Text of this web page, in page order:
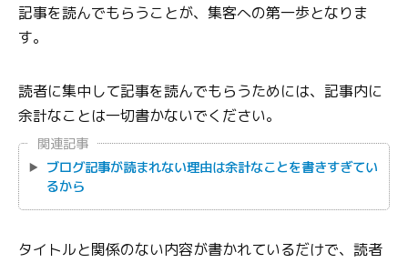
記事を読んでもらうことが、集客への第一歩となりま
す。
読者に集中して記事を読んでもらうためには、記事内に
余計なことは一切書かないでください。
関連記事
ブログ記事が読まれない理由は余計なことを書きすぎてい
るから
タイトルと関係のない内容が書かれているだけで、読者